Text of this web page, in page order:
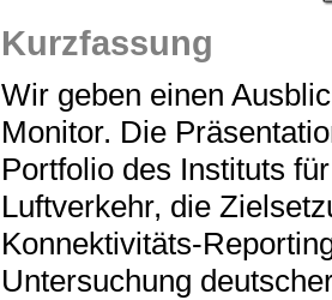
Kurzfassung
Wir geben einen
Monitor. Die
Portfolio des Instituts
Luftverkehr, die
Konnektivitäts-
Untersuchung